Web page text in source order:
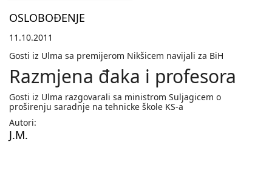
OSLOBOĐENJE
11.10.2011
Gosti iz Ulma sa premijerom Nikšicem navijali za BiH
Razmjena đaka i profesora
Gosti iz Ulma razgovarali sa ministrom Suljagicem o
proširenju saradnje na tehnicke škole KS-a
Autori:
J.M.